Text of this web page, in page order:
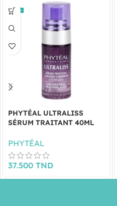
PHYTÉAL ULTRALISS
SÉRUM TRAITANT 40ML
PHYTÉAL
37.500 TND